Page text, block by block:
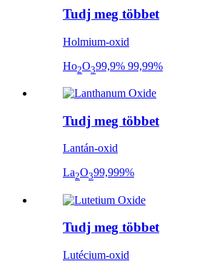
Tudj meg többet
Holmium-oxid
Ho2O399,9% 99,99%
Tudj meg többet
Lantán-oxid
La2O399,999%
Tudj meg többet
Lutécium-oxid